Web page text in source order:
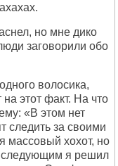
но мне дико
заговорили обо
волосика,
этот факт. На что
«В этом нет
следить за своими
массовый хохот, но
следующим я решил